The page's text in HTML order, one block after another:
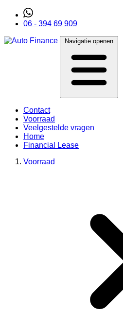
06 - 394 69 909
Navigatie openen
Contact
Voorraad
Veelgestelde vragen
Home
Financial Lease
Voorraad